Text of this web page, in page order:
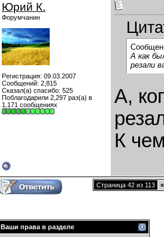
Юрий К.
Форумчанин
Регистрация: 09.03.2007
Сообщений: 2,815
Сказал(а) спасибо: 525
Поблагодарили 2,297 раз(а) в
1,171 сообщениях
А как
резали
А,
К
Страница 42 из 113 «
Ваши права в разделе